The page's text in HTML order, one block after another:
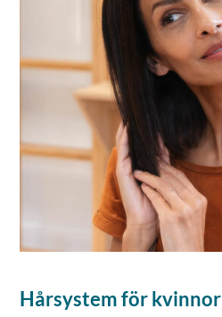
Hårsystem för kvinnor